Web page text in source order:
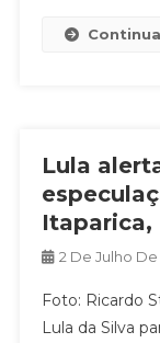
Lula
Itaparica,
2 De Julho
Foto: Ricardo
Lula da Silva